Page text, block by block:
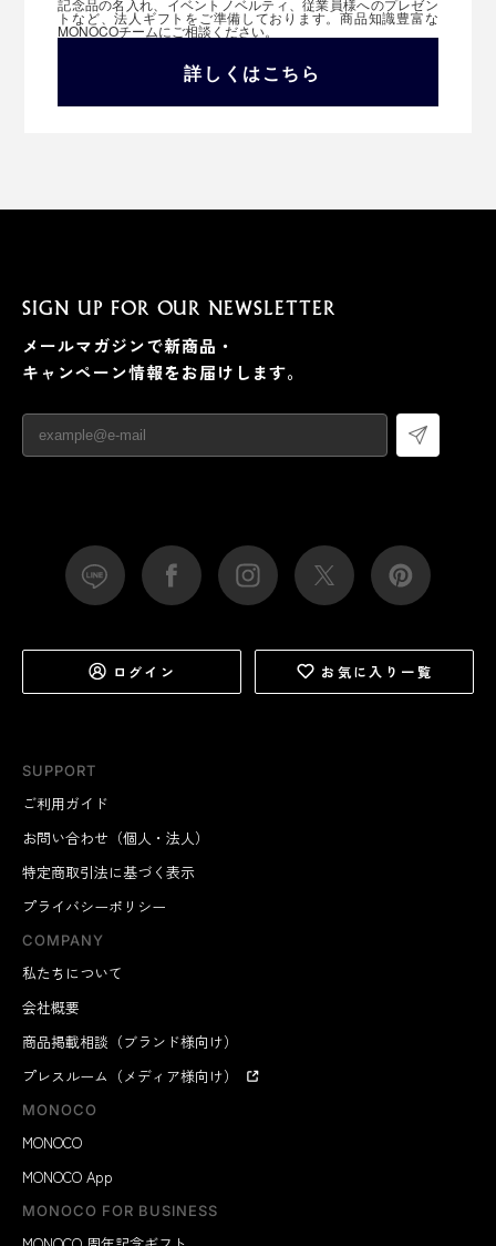
トなど、法人ギフトをご準備しております。商品知識豊富な
MONOCOチームにご相談ください。
詳しくはこちら
SUPPORT
ご利用ガイド
お問い合わせ（個人・法人）
特定商取引法に基づく表示
プライバシーポリシー
COMPANY
私たちについて
会社概要
商品掲載相談（ブランド様向け）
プレスルーム（メディア様向け）
MONOCO
MONOCO
MONOCO App
MONOCO FOR BUSINESS
SIGN UP FOR OUR NEWSLETTER
メールマガジンで新商品・
キャンペーン情報をお届けします。
ログイン お気に入り一覧